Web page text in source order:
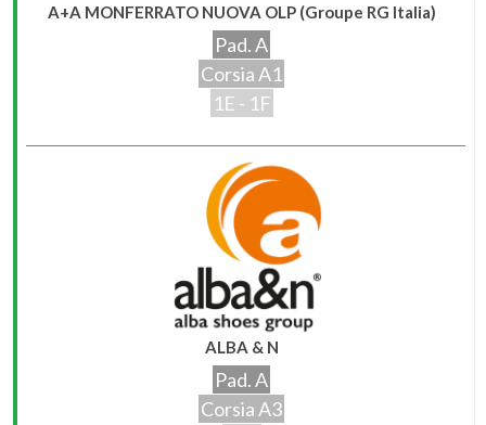
A+A MONFERRATO NUOVA OLP (Groupe RG Italia)
Pad. A
Corsia A1
1E - 1F
ALBA & N
Pad. A
Corsia A3